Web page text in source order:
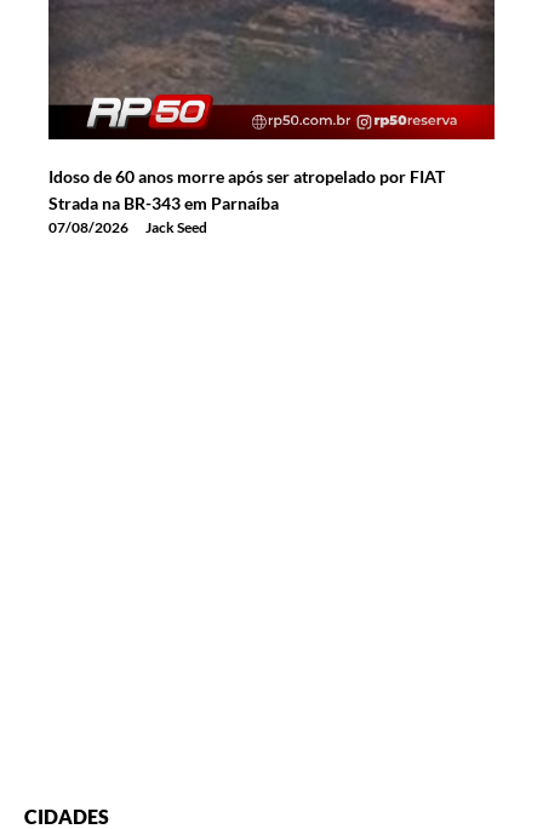
Idoso de 60 anos morre após ser atropelado por FIAT
Strada na BR-343 em Parnaíba
07/08/2026 Jack Seed
CIDADES